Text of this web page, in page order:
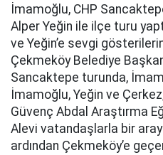
İmamoğlu, CHP
Alper Yeğin ile ilçe turu
ve Yeğin’e sevgi
Çekmeköy Belediye
Sancaktepe turunda,
İmamoğlu, Yeğin ve
Güvenç Abdal Araştırma
Alevi vatandaşlarla bir
ardından Çekmeköy’e